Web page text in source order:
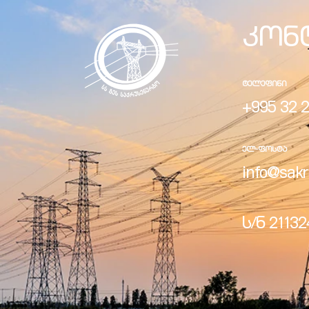
ᲢᲔᲚᲔᲤᲘᲜᲘ
+995 32
ᲔᲚ-ᲤᲝᲡᲢᲐ
ს/ნ